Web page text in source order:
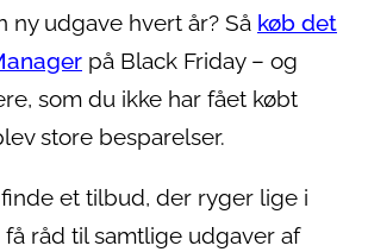
ny udgave hvert år? Så køb det
på Black Friday – og
som du ikke har fået købt
store besparelser.
et tilbud, der ryger lige i
få råd til samtlige udgaver af